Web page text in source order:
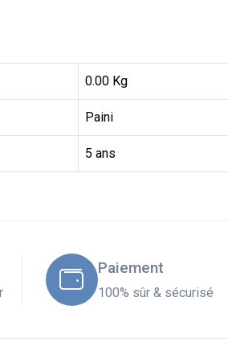
0.00 Kg
Paini
5 ans
Paiement
100% sûr & sécurisé